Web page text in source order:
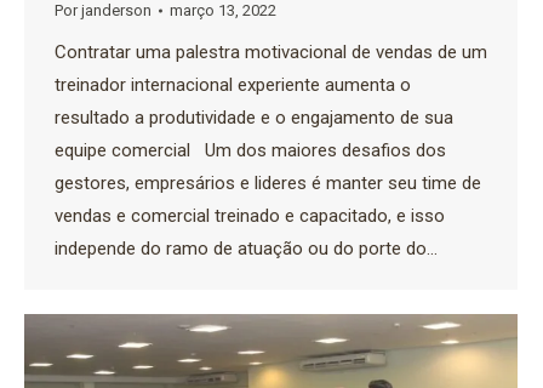
Porjanderson março 13, 2022
Contratar uma palestra motivacional de vendas de um
treinador internacional experiente aumenta o
resultado a produtividade e o engajamento de sua
equipe comercial Um dos maiores desafios dos
gestores, empresários e lideres é manter seu time de
vendas e comercial treinado e capacitado, e isso
independe do ramo de atuação ou do porte do…